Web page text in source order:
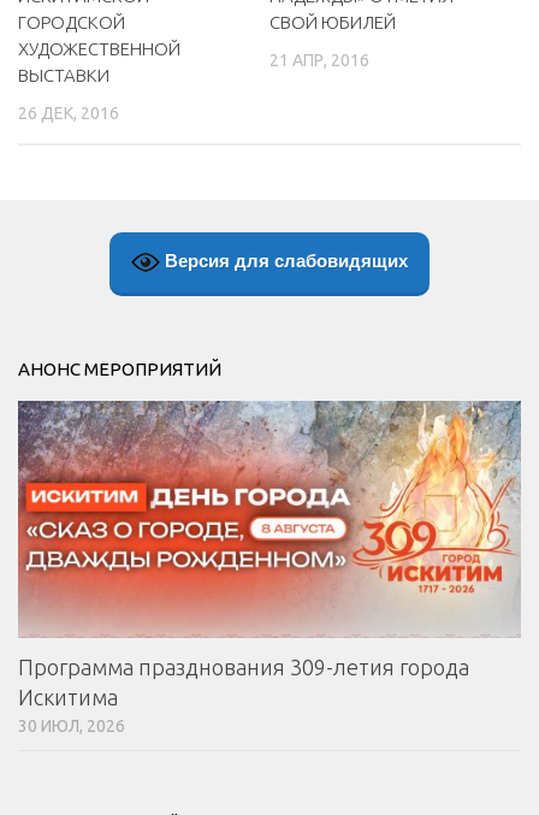
ГОРОДСКОЙ
ХУДОЖЕСТВЕННОЙ
ВЫСТАВКИ
26 ДЕК, 2016
СВОЙ ЮБИЛЕЙ
21 АПР, 2016
Версия для слабовидящих
АНОНС МЕРОПРИЯТИЙ
Программа празднования 309-летия города
Искитима
30 ИЮЛ, 2026